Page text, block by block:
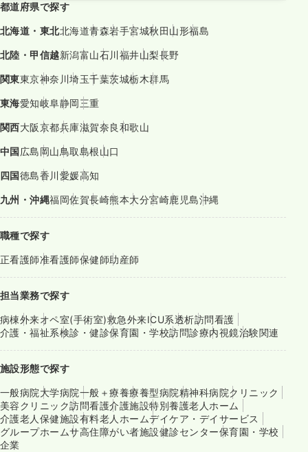
都道府県で探す
北海道・東北北海道青森岩手宮城秋田山形福島
北陸・甲信越新潟富山石川福井山梨長野
関東東京神奈川埼玉千葉茨城栃木群馬
東海愛知岐阜静岡三重
関西大阪京都兵庫滋賀奈良和歌山
中国広島岡山鳥取島根山口
四国徳島香川愛媛高知
九州・沖縄福岡佐賀長崎熊本大分宮崎鹿児島沖縄
職種で探す
正看護師准看護師保健師助産師
担当業務で探す
病棟外来オペ室(手術室)救急外来ICU系透析訪問看護
介護・福祉系検診・健診保育園・学校訪問診療内視鏡治験関連
施設形態で探す
一般病院大学病院一般＋療養療養型病院精神科病院クリニック
美容クリニック訪問看護介護施設特別養護老人ホーム
介護老人保健施設有料老人ホームデイケア・デイサービス
グループホームサ高住障がい者施設健診センター保育園・学校
企業